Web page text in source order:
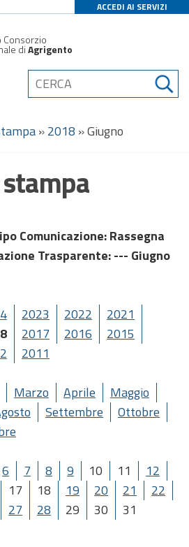
ACCEDI AI SERVIZI
Consorzio
diAgrigento
»2018 »Giugno
Comunicazione: Rassegna
Trasparente: --- Giugno
2023 2022
2021
2017 2016
2015
2011
Marzo Aprile
Maggio
Settembre
Ottobre
6 7 8 9 10 11
12
17 18 19 20 21
22
27 28 29 30 31